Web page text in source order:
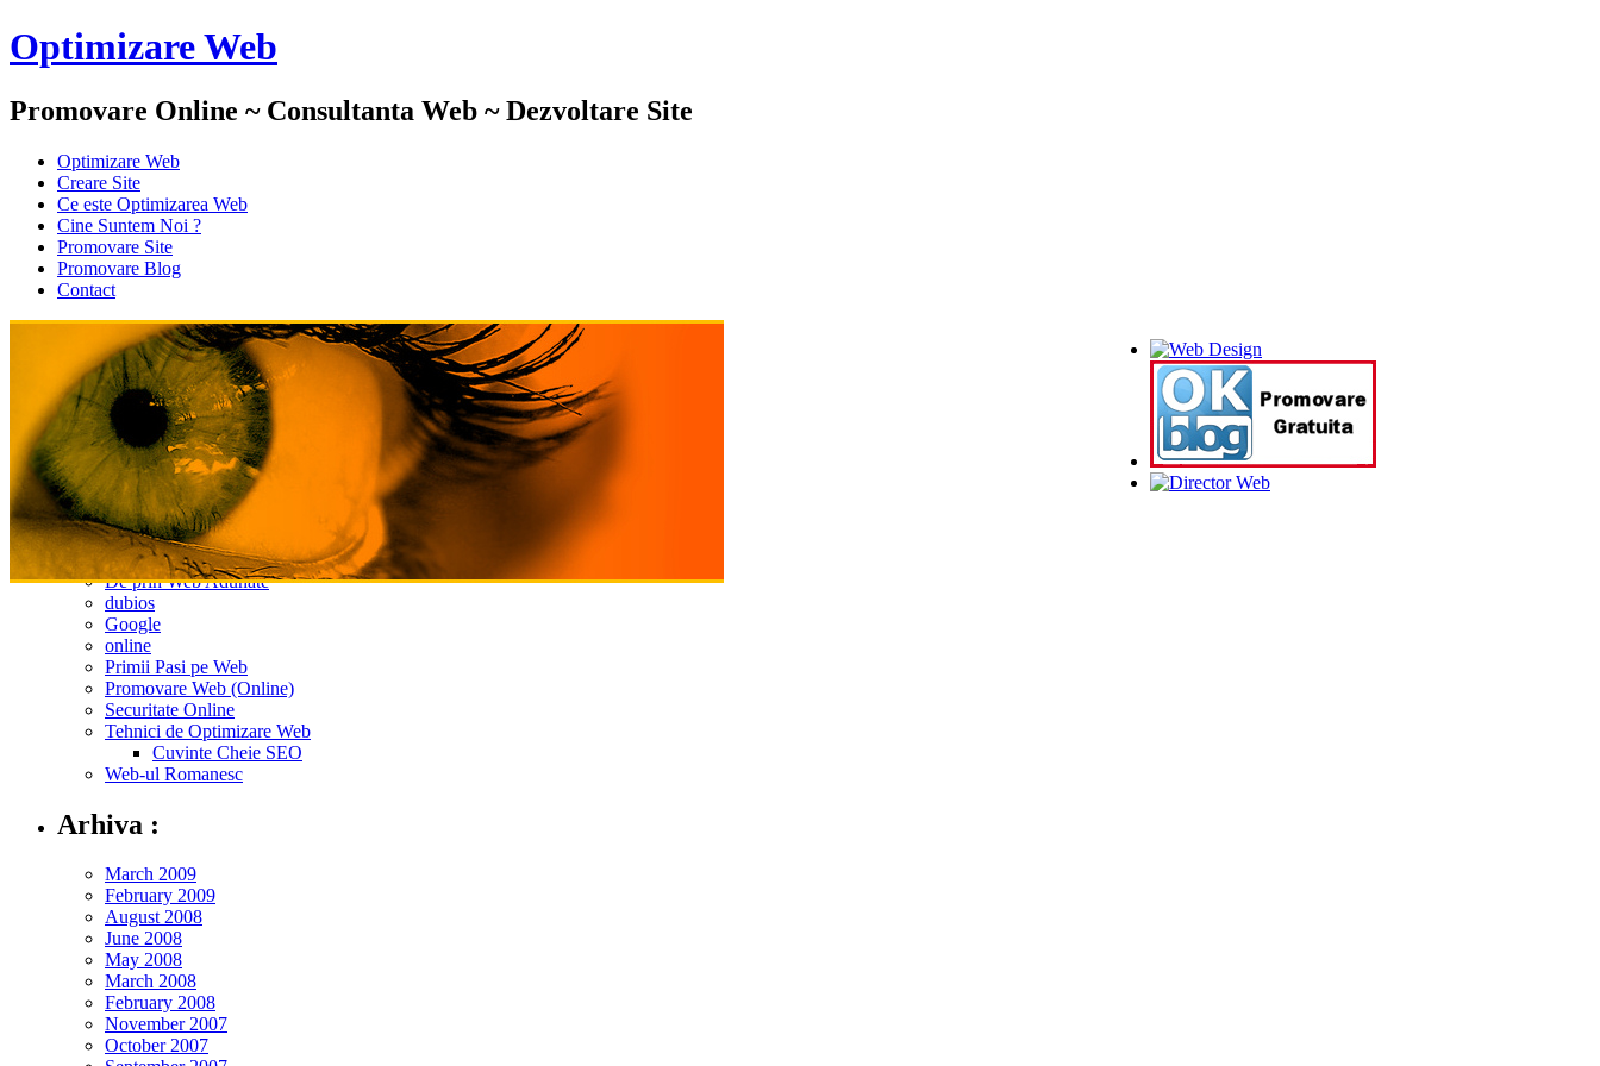
Optimizare Web
Promovare Online ~ Consultanta Web ~ Dezvoltare Site
Optimizare Web
Creare Site
Ce este Optimizarea Web
Cine Suntem Noi ?
Promovare Site
Promovare Blog
Contact
Optimizare Web :
Bani pe Net
De prin Web Adunate
dubios
Google
online
Primii Pasi pe Web
Promovare Web (Online)
Securitate Online
Tehnici de Optimizare Web
Cuvinte Cheie SEO
Web-ul Romanesc
Arhiva :
March 2009
February 2009
August 2008
June 2008
May 2008
March 2008
February 2008
November 2007
October 2007